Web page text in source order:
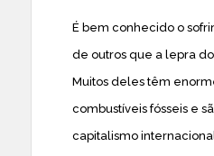
É bem conhecido o
de outros que a lepra
Muitos deles têm
combustíveis fósseis e
capitalismo